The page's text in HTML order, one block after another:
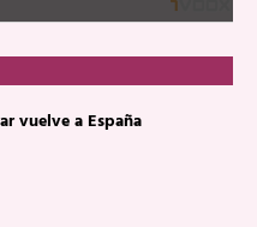
vuelve a España